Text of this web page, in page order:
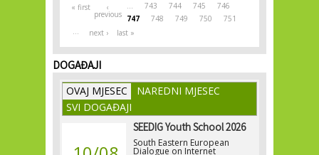
« first ‹
previous
… 743 744 745
746
747
748 749 750
751
…
next › last »
DOGAĐAJI
OVAJ MJESEC
NAREDNI MJESEC
SVI DOGAĐAJI
SEEDIG Youth School 2026
South Eastern European
Dialogue on Internet